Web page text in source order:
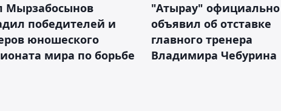
Мырзабосынов
победителей и
юношеского
мира по борьбе
"Атырау" официально
объявил об отставке
главного тренера
Владимира Чебурина